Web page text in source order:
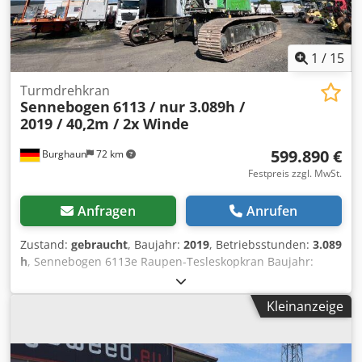
1 / 15
Burghaun 72 km
Turmdrehkran
Sennebogen 6113 / nur 3.089h /
2019 / 40,2m / 2x Winde
599.890 €
Festpreis zzgl. MwSt.
Anfragen Anrufen
Zustand: gebraucht, Baujahr: 2019, Betriebsstunden: 3.089
h, Sennebogen 6113e Raupen-Tesleskopkran Baujahr:
2019 Betriebsstunden: 3.089h Hubkraft:120.000kg
Hubhöhe: 40,2m Seitlich Reichweite: 35m Pick & Carry mit
bis 70.000kg Verstellfahrwerk Spurbreite 4.200mm bis
Funkfernsteuerung für Montage Radio Programmierbare
Kleinanzeige